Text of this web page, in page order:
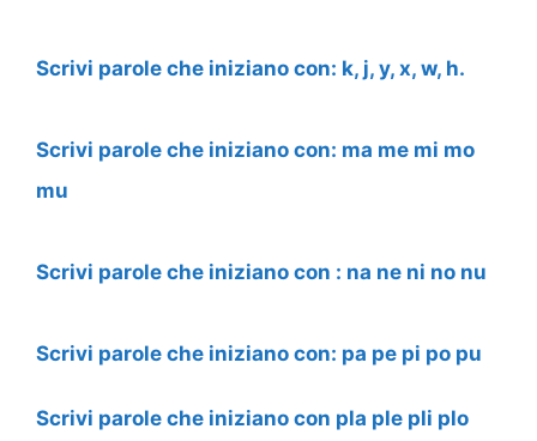
Scrivi parole che iniziano con: k, j, y, x, w, h.
Scrivi parole che iniziano con: ma me mi mo
mu
Scrivi parole che iniziano con : na ne ni no nu
Scrivi parole che iniziano con: pa pe pi po pu
Scrivi parole che iniziano con pla ple pli plo